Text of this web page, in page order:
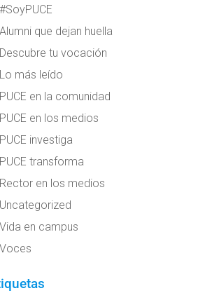
#SoyPUCE
Alumni que dejan huella
Descubre tu vocación
Lo más leído
PUCE en la comunidad
PUCE en los medios
PUCE investiga
PUCE transforma
Rector en los medios
Uncategorized
Vida en campus
Voces